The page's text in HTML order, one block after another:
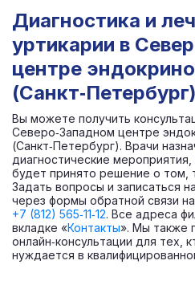
Диагностика и
уртикарии в
центре
(Санкт‑Петербург)
Вы можете получить
Северо‑Западном центре
(Санкт‑Петербург). Врачи
диагностические
будет принято решение о том,
Задать вопросы и записаться
через формы обратной связи
+7 (812) 565‑11‑12. Все адреса
вкладке «Контакты». Мы также
онлайн‑консультации для тех,
нуждается в